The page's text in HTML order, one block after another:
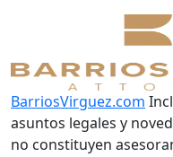
BarriosVirguez.com
asuntos legales y
no constituyen